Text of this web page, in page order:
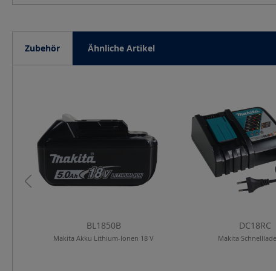
Zubehör Ähnliche Artikel
BL1850B
Makita Akku Lithium-Ionen 18 V
DC18RC
Makita